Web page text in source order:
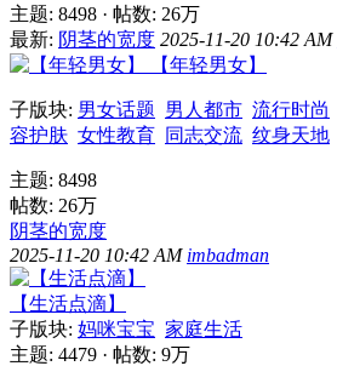
主题: 8498 · 帖数: 26万
最新: 阴茎的宽度 2025-11-20 10:42 AM
【年轻男女】
子版块: 男女话题 男人都市 流行时尚
容护肤 女性教育 同志交流 纹身天地
主题: 8498
帖数: 26万
阴茎的宽度
2025-11-20 10:42 AM imbadman
【生活点滴】
子版块: 妈咪宝宝 家庭生活
主题: 4479 · 帖数: 9万